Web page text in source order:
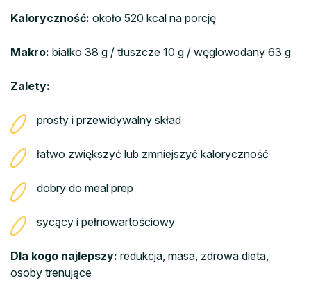
Kaloryczność: około 520 kcal na porcję
Makro: białko 38 g / tłuszcze 10 g / węglowodany 63 g
Zalety:
prosty i przewidywalny skład
łatwo zwiększyć lub zmniejszyć kaloryczność
dobry do meal prep
sycący i pełnowartościowy
Dla kogo najlepszy: redukcja, masa, zdrowa dieta,
osoby trenujące